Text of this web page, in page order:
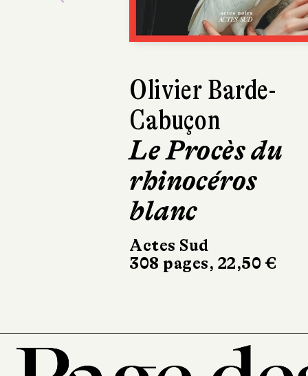
Grégory Cingal
Les Derniers
sur la liste
Le Livre de Poche
328 pages, 8,90 €